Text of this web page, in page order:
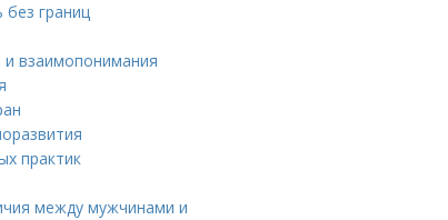
границ
и взаимопонимания
практик
между мужчинами и